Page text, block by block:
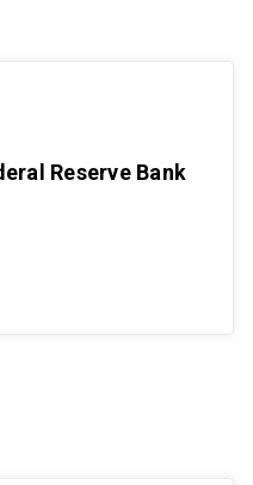
Reserve Bank